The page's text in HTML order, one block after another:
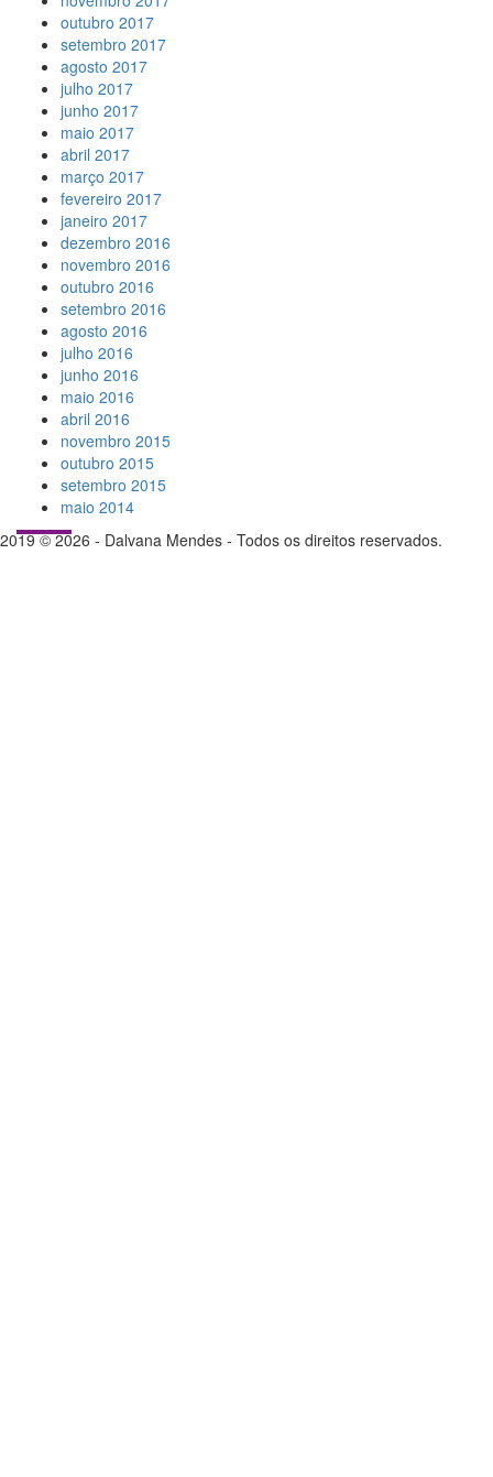
outubro 2017
setembro 2017
agosto 2017
julho 2017
junho 2017
maio 2017
abril 2017
março 2017
fevereiro 2017
janeiro 2017
dezembro 2016
novembro 2016
outubro 2016
setembro 2016
agosto 2016
julho 2016
junho 2016
maio 2016
abril 2016
novembro 2015
outubro 2015
setembro 2015
maio 2014
2019 © 2026 - Dalvana Mendes - Todos os direitos reservados.